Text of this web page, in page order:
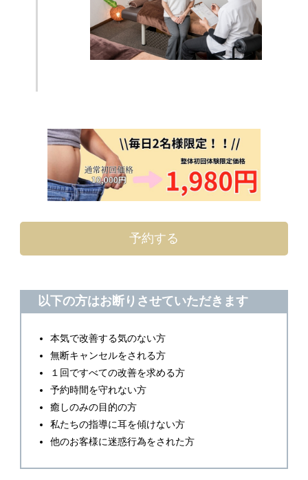
予約する
以下の方はお断りさせていただきます
本気で改善する気のない方
無断キャンセルをされる方
１回ですべての改善を求める方
予約時間を守れない方
癒しのみの目的の方
私たちの指導に耳を傾けない方
他のお客様に迷惑行為をされた方